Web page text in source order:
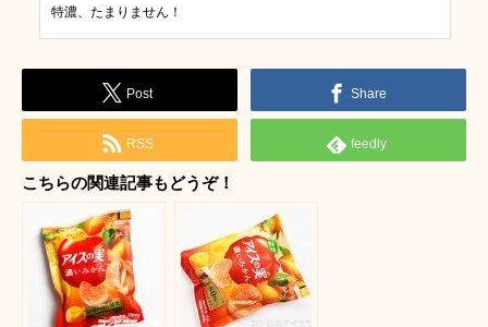
特濃、たまりません！
Post Share
RSS feedly
こちらの関連記事もどうぞ！